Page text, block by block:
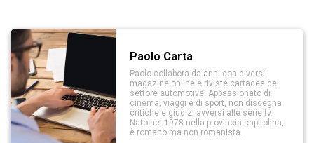
Paolo Carta
Paolo collabora da anni con diversi
magazine online e riviste cartacee del
settore automotive. Appassionato di
cinema, viaggi e di sport, non disdegna
critiche e giudizi avversi alle serie tv.
Nato nel 1978 nella provincia capitolina,
è romano ma non romanista.